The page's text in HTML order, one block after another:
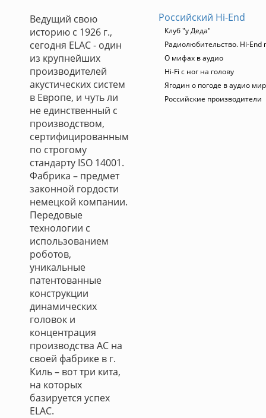
Ведущий свою
историю с 1926 г.,
сегодня ELAC - один
из крупнейших
производителей
акустических систем
в Европе, и чуть ли
не единственный с
производством,
сертифицированным
по строгому
стандарту ISO 14001.
Фабрика – предмет
законной гордости
немецкой компании.
Передовые
технологии с
использованием
роботов,
уникальные
патентованные
конструкции
динамических
головок и
концентрация
производства АС на
своей фабрике в г.
Киль – вот три кита,
на которых
базируется успех
ELAC.
Российский Hi-End
Клуб "у Деда"
Радиолюбительство. Hi-End
О мифах в аудио
Hi-Fi с ног на голову
Ягодин о погоде в аудио
Российские производители